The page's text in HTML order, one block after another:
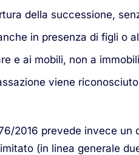
della successione,
in presenza di figli o
e ai mobili, non a
viene
2016 prevede invece un
(in linea generale